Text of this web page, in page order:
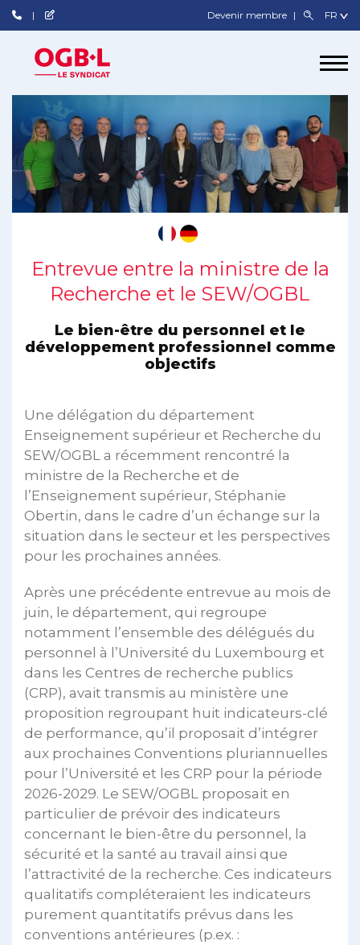
Devenir membre
Entrevue entre la ministre de la
Recherche et le SEW/OGBL
Le bien-être du personnel et le
développement professionnel comme
objectifs
Une délégation du département
Enseignement supérieur et Recherche du
SEW/OGBL a récemment rencontré la
ministre de la Recherche et de
l’Enseignement supérieur, Stéphanie
Obertin, dans le cadre d’un échange sur la
situation dans le secteur et les perspectives
pour les prochaines années.
Après une précédente entrevue au mois de
juin, le département, qui regroupe
notamment l’ensemble des délégués du
personnel à l’Université du Luxembourg et
dans les Centres de recherche publics
(CRP), avait transmis au ministère une
proposition regroupant huit indicateurs-clé
de performance, qu’il proposait d’intégrer
aux prochaines Conventions pluriannuelles
pour l’Université et les CRP pour la période
2026-2029. Le SEW/OGBL proposait en
particulier de prévoir des indicateurs
concernant le bien-être du personnel, la
sécurité et la santé au travail ainsi que
l’attractivité de la recherche. Ces indicateurs
qualitatifs compléteraient les indicateurs
purement quantitatifs prévus dans les
conventions antérieures (p.ex. :